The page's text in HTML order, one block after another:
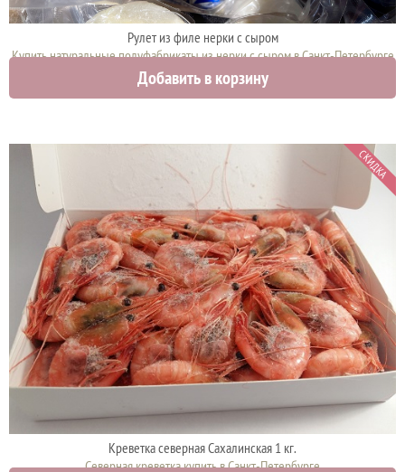
Рулет из филе нерки с сыром
Купить натуральные полуфабрикаты из нерки с сыром в Санкт-Петербурге
2700 руб.
Добавить в корзину
СКИДКА
Креветка северная Сахалинская 1 кг.
Северная креветка купить в Санкт-Петербурге